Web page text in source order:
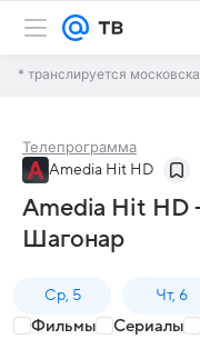
* транслируется
Телепрограмма
Amedia Hit HD
Amedia Hit HD
Шагонар
Ср, 5 Чт, 6
Фильмы Сериалы